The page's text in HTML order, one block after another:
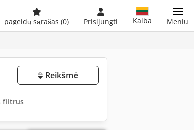
pageidų sąrašas (0) Prisijungti Kalba Meniu
Reikšmė
filtrus